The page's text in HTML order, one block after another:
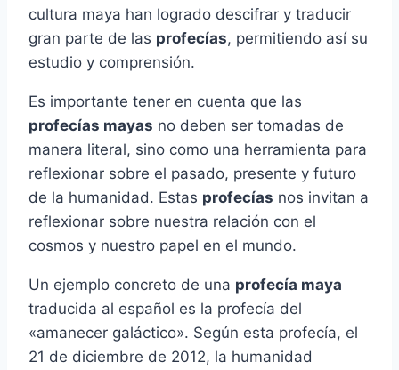
cultura maya han logrado descifrar y traducir
gran parte de las profecías, permitiendo así su
estudio y comprensión.
Es importante tener en cuenta que las
profecías mayas no deben ser tomadas de
manera literal, sino como una herramienta para
reflexionar sobre el pasado, presente y futuro
de la humanidad. Estas profecías nos invitan a
reflexionar sobre nuestra relación con el
cosmos y nuestro papel en el mundo.
Un ejemplo concreto de una profecía maya
traducida al español es la profecía del
«amanecer galáctico». Según esta profecía, el
21 de diciembre de 2012, la humanidad